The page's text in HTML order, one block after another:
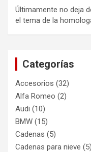
Últimamente no deja
el tema de la
Categorías
Accesorios (32)
Alfa Romeo (2)
Audi (10)
BMW (15)
Cadenas (5)
Cadenas para nieve (5)